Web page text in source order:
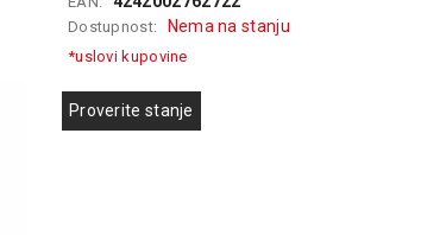
Dostupnost: Nema na stanju
*uslovi kupovine
Proverite stanje